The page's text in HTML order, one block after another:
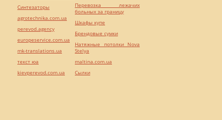
Синтезаторы
agrotechnika.com.ua
perevod.agency
europeservice.com.ua
mk-translations.ua
текст юа
kievperevod.com.ua
Перевозка лежачих
больных за границу
Шкафы купе
Брендовые сумки
Натяжные потолки Nova
Stelya
maltina.com.ua
Cылки